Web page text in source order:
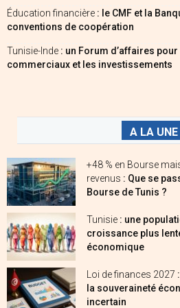
Éducation financière : le CMF et la
conventions de coopération
Tunisie-Inde : un Forum d’affaires
commerciaux et les investissements
A LA UNE
+48 % en Bourse
revenus : Que se
Bourse de Tunis ?
Tunisie : une
croissance plus
économique
Loi de finances 2027
la souveraineté
incertain